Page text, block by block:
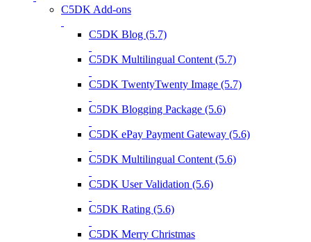
C5DK Add-ons
C5DK Blog (5.7)
C5DK Multilingual Content (5.7)
C5DK TwentyTwenty Image (5.7)
C5DK Blogging Package (5.6)
C5DK ePay Payment Gateway (5.6)
C5DK Multilingual Content (5.6)
C5DK User Validation (5.6)
C5DK Rating (5.6)
C5DK Merry Christmas